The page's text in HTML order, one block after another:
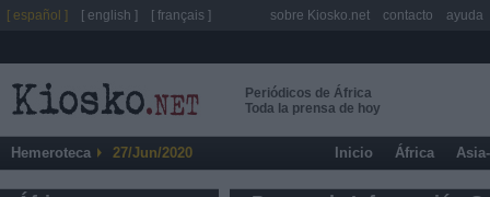
Periódicos de África
Toda la prensa de hoy
Hemeroteca 27/Jun/2020 Inicio África
[ español ] [ english ] [ français ] sobre Kiosko.net contacto ayuda